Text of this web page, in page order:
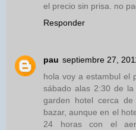
el precio sin prisa. no
Responder
pau septiembre 27,
hola voy a estambul el
sábado alas 2:30 de
garden hotel cerca
bazar, aunque en el
24 horas con el